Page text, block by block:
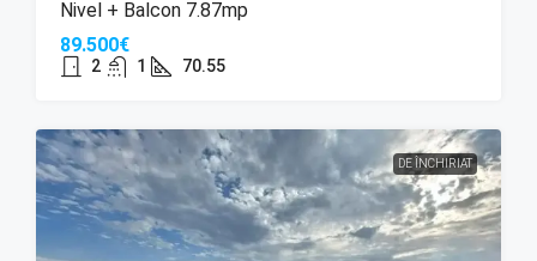
Nivel + Balcon 7.87mp
89.500€
2 1 70.55
DE ÎNCHIRIAT